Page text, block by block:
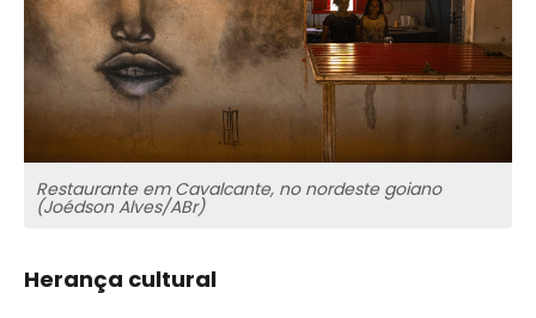
Restaurante em Cavalcante, no nordeste goiano
(Joédson Alves/ABr)
Herança cultural